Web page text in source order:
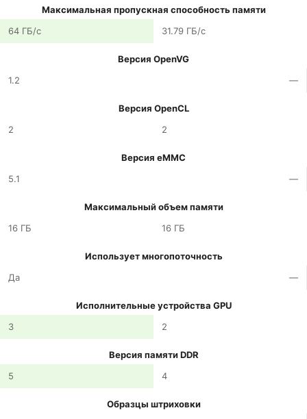
Максимальная пропускная способность памяти
64 ГБ/с
31.79 ГБ/с
Версия OpenVG
1.2
—
Версия OpenCL
2
2
Версия eMMC
5.1
—
Максимальный объем памяти
16 ГБ
16 ГБ
Использует многопоточность
Да
—
Исполнительные устройства GPU
3
2
Версия памяти DDR
5
4
Образцы штриховки